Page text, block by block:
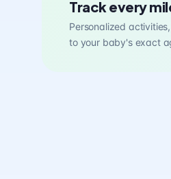
Track every
Personalized
to your baby's exact